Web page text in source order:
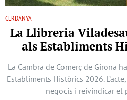
CERDANYA
La Llibreria
als Establiments
La Cambra de Comerç de Girona
Establiments Històrics 2026.
negocis i reivindicar el